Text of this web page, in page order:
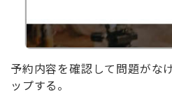
予約内容を確認して問題がな
ップする。